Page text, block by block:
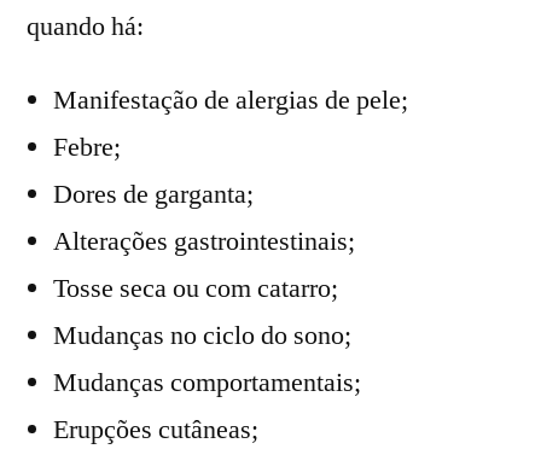
quando há:
Manifestação de alergias de pele;
Febre;
Dores de garganta;
Alterações gastrointestinais;
Tosse seca ou com catarro;
Mudanças no ciclo do sono;
Mudanças comportamentais;
Erupções cutâneas;